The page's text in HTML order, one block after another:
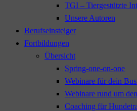
TGI – Tiergestützte
Unsere Autoren
Berufseinsteiger
Fortbildungen
Übersicht
Spring-one-on-one
Webinare für dein
Webinare rund um
Coaching für